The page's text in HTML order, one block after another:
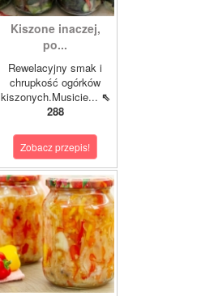
Kiszone inaczej,
po...
Rewelacyjny smak i
chrupkość ogórków
kiszonych.Musicie... ⇖
288
Zobacz przepis!